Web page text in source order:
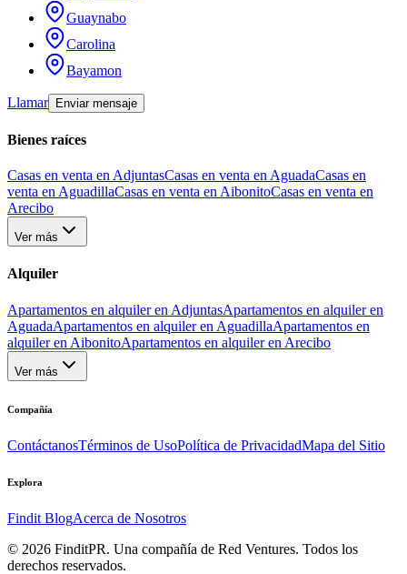
Guaynabo
Carolina
Bayamon
Llamar Enviar mensaje
Bienes raíces
Casas en venta en AdjuntasCasas en venta en AguadaCasas en
venta en AguadillaCasas en venta en AibonitoCasas en venta en
Arecibo
Ver más
Alquiler
Apartamentos en alquiler en AdjuntasApartamentos en alquiler en
AguadaApartamentos en alquiler en AguadillaApartamentos en
alquiler en AibonitoApartamentos en alquiler en Arecibo
Ver más
Compañía
ContáctanosTérminos de UsoPolítica de PrivacidadMapa del Sitio
Explora
Findit BlogAcerca de Nosotros
© 2026 FinditPR. Una compañía de Red Ventures. Todos los
derechos reservados.